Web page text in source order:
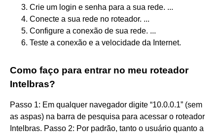
Crie um login e senha para a sua rede. ...
Conecte a sua rede no roteador. ...
Configure a conexão de sua rede. ...
Teste a conexão e a velocidade da Internet.
Como faço para entrar no meu roteador
Intelbras?
Passo 1: Em qualquer navegador digite “10.0.0.1” (sem
as aspas) na barra de pesquisa para acessar o roteador
Intelbras. Passo 2: Por padrão, tanto o usuário quanto a